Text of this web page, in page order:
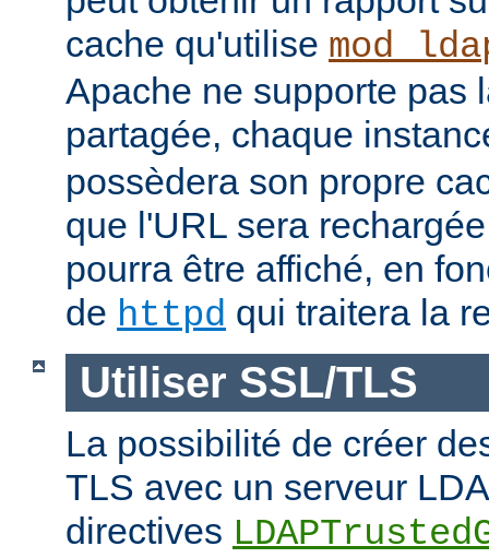
cache qu'utilise
Apache ne supporte pas
partagée, chaque
possèdera son propre
que l'URL sera
pourra être affiché, en
de httpd qui traitera la
Utiliser SSL/TLS
La possibilité de créer
TLS avec un serveur
directives